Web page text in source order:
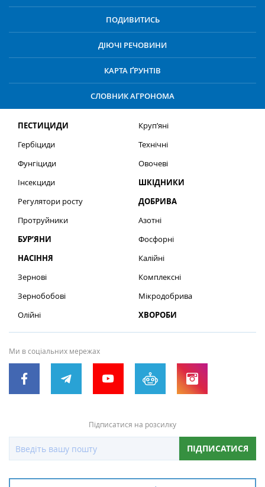
ПОДИВИТИСЬ
ДІЮЧІ РЕЧОВИНИ
КАРТА ҐРУНТІВ
СЛОВНИК АГРОНОМА
ПЕСТИЦИДИ
Гербіциди
Фунгіциди
Інсекциди
Регулятори росту
Протруйники
БУР’ЯНИ
НАСІННЯ
Зернові
Зернобобові
Олійні
Круп’яні
Технічні
Овочеві
ШКІДНИКИ
ДОБРИВА
Азотні
Фосфорні
Калійні
Комплексні
Мікродобрива
ХВОРОБИ
Ми в соціальних мережах
Підписатися на розсилку
ПІДПИСАТИСЯ